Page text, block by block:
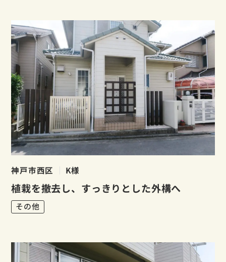
神戸市西区 K様
植栽を撤去し、すっきりとした外構へ
その他